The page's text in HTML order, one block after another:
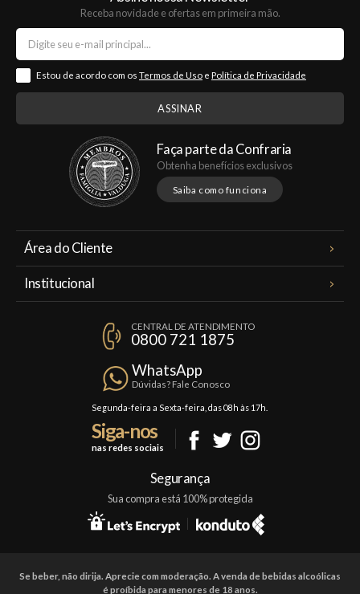
Receba novidade e ofertas em primeira mão.
Estou de acordo com os Termos de Uso e Política de Privacidade
Faça parte da Confraria
Obtenha benefícios exclusivos
Saiba como funciona
Área do Cliente
Institucional
Política de Privacidade
Trocas e Devoluções
Formas de Pagamento
CENTRAL DE ATENDIMENTO
0800 721 1875
WhatsApp
Dúvidas? Fale Conosco
Segunda-feira a Sexta-feira, das 08h às 17h.
Siga-nos
nas redes sociais
Segurança
Sua compra está 100% protegida
Se beber, não dirija. Aprecie com moderação. A venda de bebidas alcoólicas
é proíbida para menores de 18 anos.